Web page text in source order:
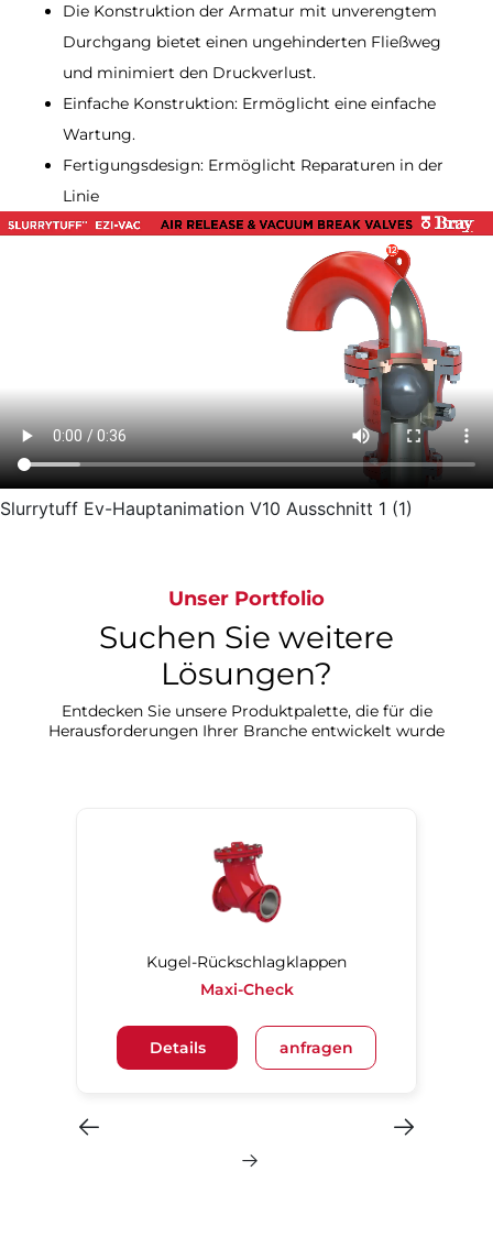
Die Konstruktion der Armatur mit unverengtem
Durchgang bietet einen ungehinderten Fließweg
und minimiert den Druckverlust.
Einfache Konstruktion: Ermöglicht eine einfache
Wartung.​​​​​​​
Fertigungsdesign: Ermöglicht Reparaturen in der
Linie​​​​​​​
Slurrytuff Ev-Hauptanimation V10 Ausschnitt 1 (1)
Unser Portfolio
Suchen Sie weitere
Lösungen?​​​​​​​
Entdecken Sie unsere Produktpalette, die für die
Herausforderungen Ihrer Branche entwickelt wurde​​​​​​​
Kugel-Rückschlagklappen
Maxi-Check
Details anfragen